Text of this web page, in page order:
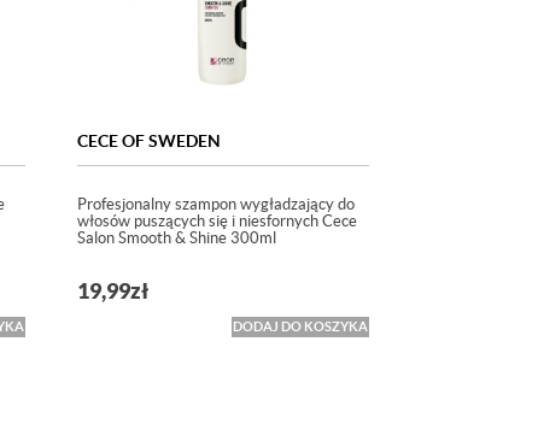
CECE OF SWEDEN
Profesjonalny szampon wygładzający do
włosów puszących się i niesfornych Cece
Salon Smooth & Shine 300ml
19,99zł
DODAJ DO KOSZYKA